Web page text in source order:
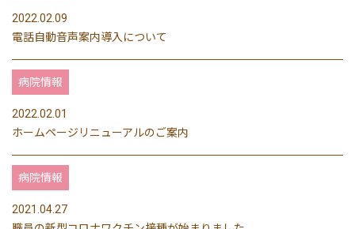
2022.02.09
電話自動音声案内導入について
病院情報
2022.02.01
ホームページリニューアルのご案内
病院情報
2021.04.27